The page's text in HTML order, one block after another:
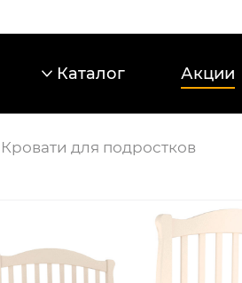
Каталог Акции
Кровати для подростков